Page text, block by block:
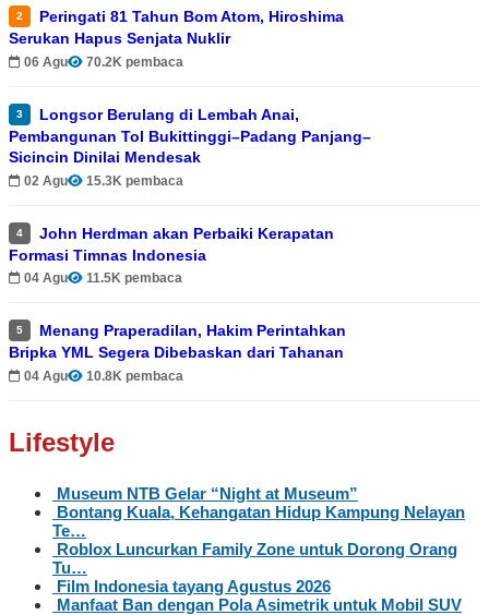
2
Peringati 81 Tahun Bom Atom, Hiroshima
Serukan Hapus Senjata Nuklir
06 Agu 70.2K pembaca
3
Longsor Berulang di Lembah Anai,
Pembangunan Tol Bukittinggi–Padang Panjang–
Sicincin Dinilai Mendesak
02 Agu 15.3K pembaca
4
John Herdman akan Perbaiki Kerapatan
Formasi Timnas Indonesia
04 Agu 11.5K pembaca
5
Menang Praperadilan, Hakim Perintahkan
Bripka YML Segera Dibebaskan dari Tahanan
04 Agu 10.8K pembaca
Lifestyle
Museum NTB Gelar “Night at Museum”
Bontang Kuala, Kehangatan Hidup Kampung Nelayan
Te…
Roblox Luncurkan Family Zone untuk Dorong Orang
Tu…
Film Indonesia tayang Agustus 2026
Manfaat Ban dengan Pola Asimetrik untuk Mobil SUV